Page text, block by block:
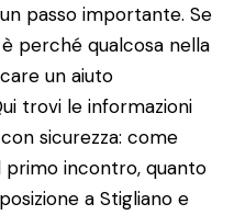
passo importante. Se
perché qualcosa nella
un aiuto
trovi le informazioni
sicurezza: come
incontro, quanto
a Stigliano e